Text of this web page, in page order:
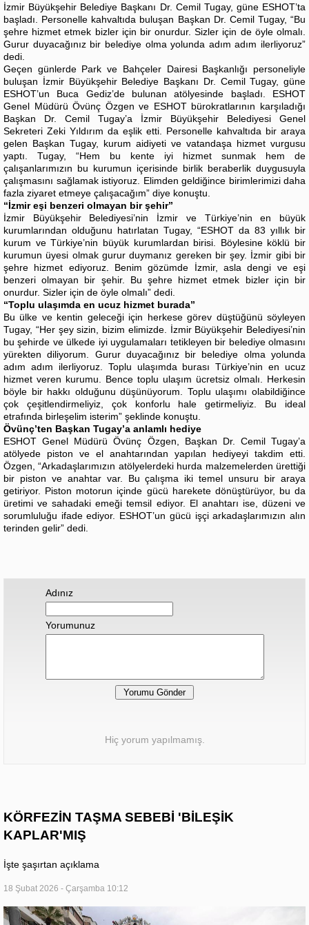
İzmir Büyükşehir Belediye Başkanı Dr. Cemil Tugay, güne ESHOT’ta
başladı. Personelle kahvaltıda buluşan Başkan Dr. Cemil Tugay, “Bu
şehre hizmet etmek bizler için bir onurdur. Sizler için de öyle olmalı.
Gurur duyacağınız bir belediye olma yolunda adım adım ilerliyoruz”
dedi.
Geçen günlerde Park ve Bahçeler Dairesi Başkanlığı personeliyle
buluşan İzmir Büyükşehir Belediye Başkanı Dr. Cemil Tugay, güne
ESHOT’un Buca Gediz’de bulunan atölyesinde başladı. ESHOT
Genel Müdürü Övünç Özgen ve ESHOT bürokratlarının karşıladığı
Başkan Dr. Cemil Tugay’a İzmir Büyükşehir Belediyesi Genel
Sekreteri Zeki Yıldırım da eşlik etti. Personelle kahvaltıda bir araya
gelen Başkan Tugay, kurum aidiyeti ve vatandaşa hizmet vurgusu
yaptı. Tugay, “Hem bu kente iyi hizmet sunmak hem de
çalışanlarımızın bu kurumun içerisinde birlik beraberlik duygusuyla
çalışmasını sağlamak istiyoruz. Elimden geldiğince birimlerimizi daha
fazla ziyaret etmeye çalışacağım” diye konuştu.
“İzmir eşi benzeri olmayan bir şehir”
İzmir Büyükşehir Belediyesi’nin İzmir ve Türkiye’nin en büyük
kurumlarından olduğunu hatırlatan Tugay, “ESHOT da 83 yıllık bir
kurum ve Türkiye’nin büyük kurumlardan birisi. Böylesine köklü bir
kurumun üyesi olmak gurur duymanız gereken bir şey. İzmir gibi bir
şehre hizmet ediyoruz. Benim gözümde İzmir, asla dengi ve eşi
benzeri olmayan bir şehir. Bu şehre hizmet etmek bizler için bir
onurdur. Sizler için de öyle olmalı” dedi.
“Toplu ulaşımda en ucuz hizmet burada”
Bu ülke ve kentin geleceği için herkese görev düştüğünü söyleyen
Tugay, “Her şey sizin, bizim elimizde. İzmir Büyükşehir Belediyesi’nin
bu şehirde ve ülkede iyi uygulamaları tetikleyen bir belediye olmasını
yürekten diliyorum. Gurur duyacağınız bir belediye olma yolunda
adım adım ilerliyoruz. Toplu ulaşımda burası Türkiye’nin en ucuz
hizmet veren kurumu. Bence toplu ulaşım ücretsiz olmalı. Herkesin
böyle bir hakkı olduğunu düşünüyorum. Toplu ulaşımı olabildiğince
çok çeşitlendirmeliyiz, çok konforlu hale getirmeliyiz. Bu ideal
etrafında birleşelim isterim” şeklinde konuştu.
Övünç’ten Başkan Tugay’a anlamlı hediye
ESHOT Genel Müdürü Övünç Özgen, Başkan Dr. Cemil Tugay’a
atölyede piston ve el anahtarından yapılan hediyeyi takdim etti.
Özgen, “Arkadaşlarımızın atölyelerdeki hurda malzemelerden ürettiği
bir piston ve anahtar var. Bu çalışma iki temel unsuru bir araya
getiriyor. Piston motorun içinde gücü harekete dönüştürüyor, bu da
üretimi ve sahadaki emeği temsil ediyor. El anahtarı ise, düzeni ve
sorumluluğu ifade ediyor. ESHOT’un gücü işçi arkadaşlarımızın alın
terinden gelir” dedi.
Adınız
Yorumunuz
Hiç yorum yapılmamış.
KÖRFEZİN TAŞMA SEBEBİ 'BİLEŞİK
KAPLAR'MIŞ
İşte şaşırtan açıklama
18 Şubat 2026 - Çarşamba 10:12